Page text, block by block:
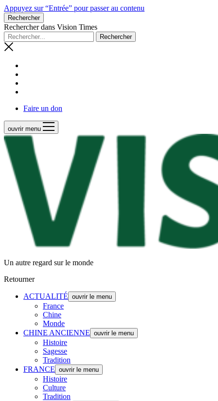
Appuyez sur “Entrée” pour passer au contenu
Rechercher
Rechercher dans Vision Times
Faire un don
ouvrir menu
Un autre regard sur le monde
Retourner
ACTUALITÉ ouvrir le menu
France
Chine
Monde
CHINE ANCIENNE ouvrir le menu
Histoire
Sagesse
Tradition
FRANCE ouvrir le menu
Histoire
Culture
Tradition